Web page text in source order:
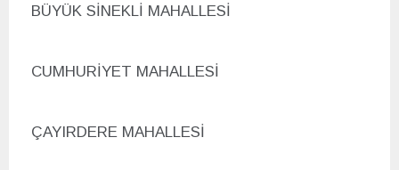
BÜYÜK SİNEKLİ MAHALLESİ
CUMHURİYET MAHALLESİ
ÇAYIRDERE MAHALLESİ